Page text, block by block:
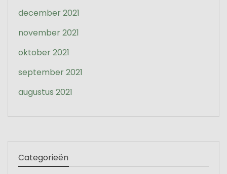
december 2021
november 2021
oktober 2021
september 2021
augustus 2021
Categorieën